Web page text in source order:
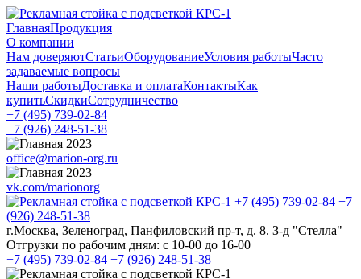
ГлавнаяПродукция
О компании
Нам доверяютСтатьиОборудованиеУсловия работыЧасто
задаваемые вопросы
Наши работыДоставка и оплатаКонтактыКак
купитьСкидкиСотрудничество
+7 (495) 739-02-84
+7 (926) 248-51-38
office@marion-org.ru
vk.com/marionorg
+7 (495) 739-02-84 +7
(926) 248-51-38
г.Москва, Зеленоград, Панфиловский пр-т, д. 8. З-д "Стелла"
Отгрузки по рабочим дням: с 10-00 до 16-00
+7 (495) 739-02-84 +7 (926) 248-51-38